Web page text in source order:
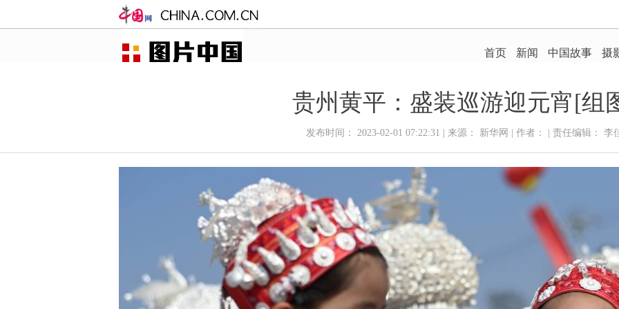
贵州黄平：盛装巡游迎元宵[组
发布时间： 2023-02-01 07:22:31 | 来源： 新华网 | 作者： | 责任编辑： 李